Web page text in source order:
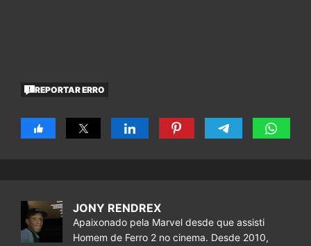
REPORTAR ERRO
JONY RENDREX
Apaixonado pela Marvel desde que assisti
Homem de Ferro 2 no cinema. Desde 2010,